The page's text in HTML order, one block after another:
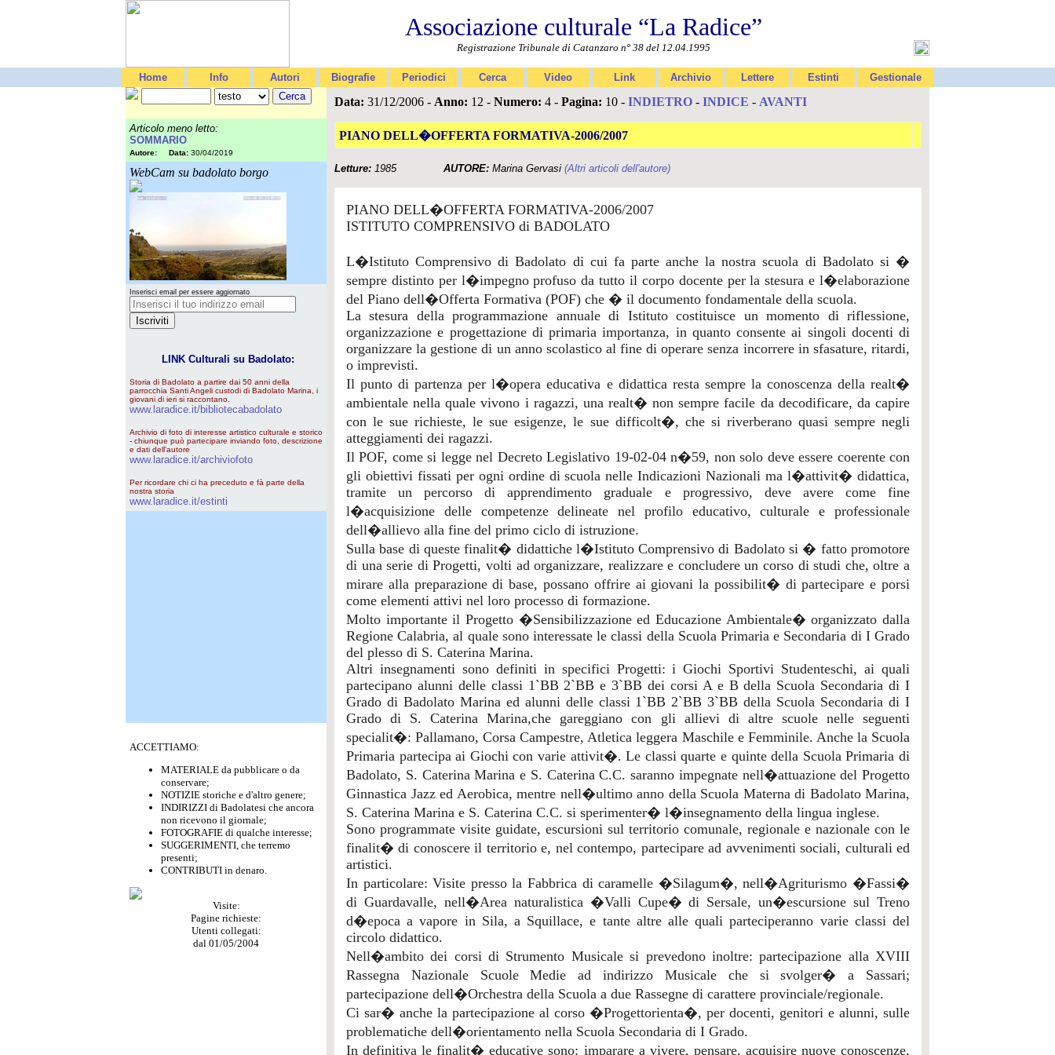
Associazione culturale “La Radice”
Registrazione Tribunale di Catanzaro n° 38 del 12.04.1995
Home Info Autori Biografie Periodici Cerca Video Link Archivio Lettere Estinti Gestionale
Articolo meno letto:
SOMMARIO
Autore: Data: 30/04/2019
WebCam su badolato borgo
Inserisci email per essere aggiornato
LINK Culturali su Badolato:
Storia di Badolato a partire dai 50 anni della
parrocchia Santi Angeli custodi di Badolato Marina, i
giovani di ieri si raccontano.
www.laradice.it/bibliotecabadolato
Archivio di foto di interesse artistico culturale e storico
- chiunque può partecipare inviando foto, descrizione
e dati dell'autore
www.laradice.it/archiviofoto
Per ricordare chi ci ha preceduto e fà parte della
nostra storia
www.laradice.it/estinti
ACCETTIAMO:
MATERIALE da pubblicare o da
conservare;
NOTIZIE storiche e d'altro genere;
INDIRIZZI di Badolatesi che ancora
non ricevono il giornale;
FOTOGRAFIE di qualche interesse;
SUGGERIMENTI, che terremo
presenti;
CONTRIBUTI in denaro.
Visite:
Pagine richieste:
Utenti collegati:
dal 01/05/2004
Data: 31/12/2006 - Anno: 12 - Numero: 4 - Pagina: 10 - INDIETRO - INDICE - AVANTI
PIANO DELL�OFFERTA FORMATIVA-2006/2007
Letture: 1985 AUTORE: Marina Gervasi (Altri articoli dell'autore)
PIANO DELL�OFFERTA FORMATIVA-2006/2007
ISTITUTO COMPRENSIVO di BADOLATO
L�Istituto Comprensivo di Badolato di cui fa parte anche la nostra scuola di Badolato si �
sempre distinto per l�impegno profuso da tutto il corpo docente per la stesura e l�elaborazione
del Piano dell�Offerta Formativa (POF) che � il documento fondamentale della scuola.
La stesura della programmazione annuale di Istituto costituisce un momento di riflessione,
organizzazione e progettazione di primaria importanza, in quanto consente ai singoli docenti di
organizzare la gestione di un anno scolastico al fine di operare senza incorrere in sfasature, ritardi,
o imprevisti.
Il punto di partenza per l�opera educativa e didattica resta sempre la conoscenza della realt�
ambientale nella quale vivono i ragazzi, una realt� non sempre facile da decodificare, da capire
con le sue richieste, le sue esigenze, le sue difficolt�, che si riverberano quasi sempre negli
atteggiamenti dei ragazzi.
Il POF, come si legge nel Decreto Legislativo 19-02-04 n�59, non solo deve essere coerente con
gli obiettivi fissati per ogni ordine di scuola nelle Indicazioni Nazionali ma l�attivit� didattica,
tramite un percorso di apprendimento graduale e progressivo, deve avere come fine
l�acquisizione delle competenze delineate nel profilo educativo, culturale e professionale
dell�allievo alla fine del primo ciclo di istruzione.
Sulla base di queste finalit� didattiche l�Istituto Comprensivo di Badolato si � fatto promotore
di una serie di Progetti, volti ad organizzare, realizzare e concludere un corso di studi che, oltre a
mirare alla preparazione di base, possano offrire ai giovani la possibilit� di partecipare e porsi
come elementi attivi nel loro processo di formazione.
Molto importante il Progetto �Sensibilizzazione ed Educazione Ambientale� organizzato dalla
Regione Calabria, al quale sono interessate le classi della Scuola Primaria e Secondaria di I Grado
del plesso di S. Caterina Marina.
Altri insegnamenti sono definiti in specifici Progetti: i Giochi Sportivi Studenteschi, ai quali
partecipano alunni delle classi 1`BB 2`BB e 3`BB dei corsi A e B della Scuola Secondaria di I
Grado di Badolato Marina ed alunni delle classi 1`BB 2`BB 3`BB della Scuola Secondaria di I
Grado di S. Caterina Marina,che gareggiano con gli allievi di altre scuole nelle seguenti
specialit�: Pallamano, Corsa Campestre, Atletica leggera Maschile e Femminile. Anche la Scuola
Primaria partecipa ai Giochi con varie attivit�. Le classi quarte e quinte della Scuola Primaria di
Badolato, S. Caterina Marina e S. Caterina C.C. saranno impegnate nell�attuazione del Progetto
Ginnastica Jazz ed Aerobica, mentre nell�ultimo anno della Scuola Materna di Badolato Marina,
S. Caterina Marina e S. Caterina C.C. si sperimenter� l�insegnamento della lingua inglese.
Sono programmate visite guidate, escursioni sul territorio comunale, regionale e nazionale con le
finalit� di conoscere il territorio e, nel contempo, partecipare ad avvenimenti sociali, culturali ed
artistici.
In particolare: Visite presso la Fabbrica di caramelle �Silagum�, nell�Agriturismo �Fassi�
di Guardavalle, nell�Area naturalistica �Valli Cupe� di Sersale, un�escursione sul Treno
d�epoca a vapore in Sila, a Squillace, e tante altre alle quali parteciperanno varie classi del
circolo didattico.
Nell�ambito dei corsi di Strumento Musicale si prevedono inoltre: partecipazione alla XVIII
Rassegna Nazionale Scuole Medie ad indirizzo Musicale che si svolger� a Sassari;
partecipazione dell�Orchestra della Scuola a due Rassegne di carattere provinciale/regionale.
Ci sar� anche la partecipazione al corso �Progettorienta�, per docenti, genitori e alunni, sulle
problematiche dell�orientamento nella Scuola Secondaria di I Grado.
In definitiva le finalit� educative sono: imparare a vivere, pensare, acquisire nuove conoscenze,